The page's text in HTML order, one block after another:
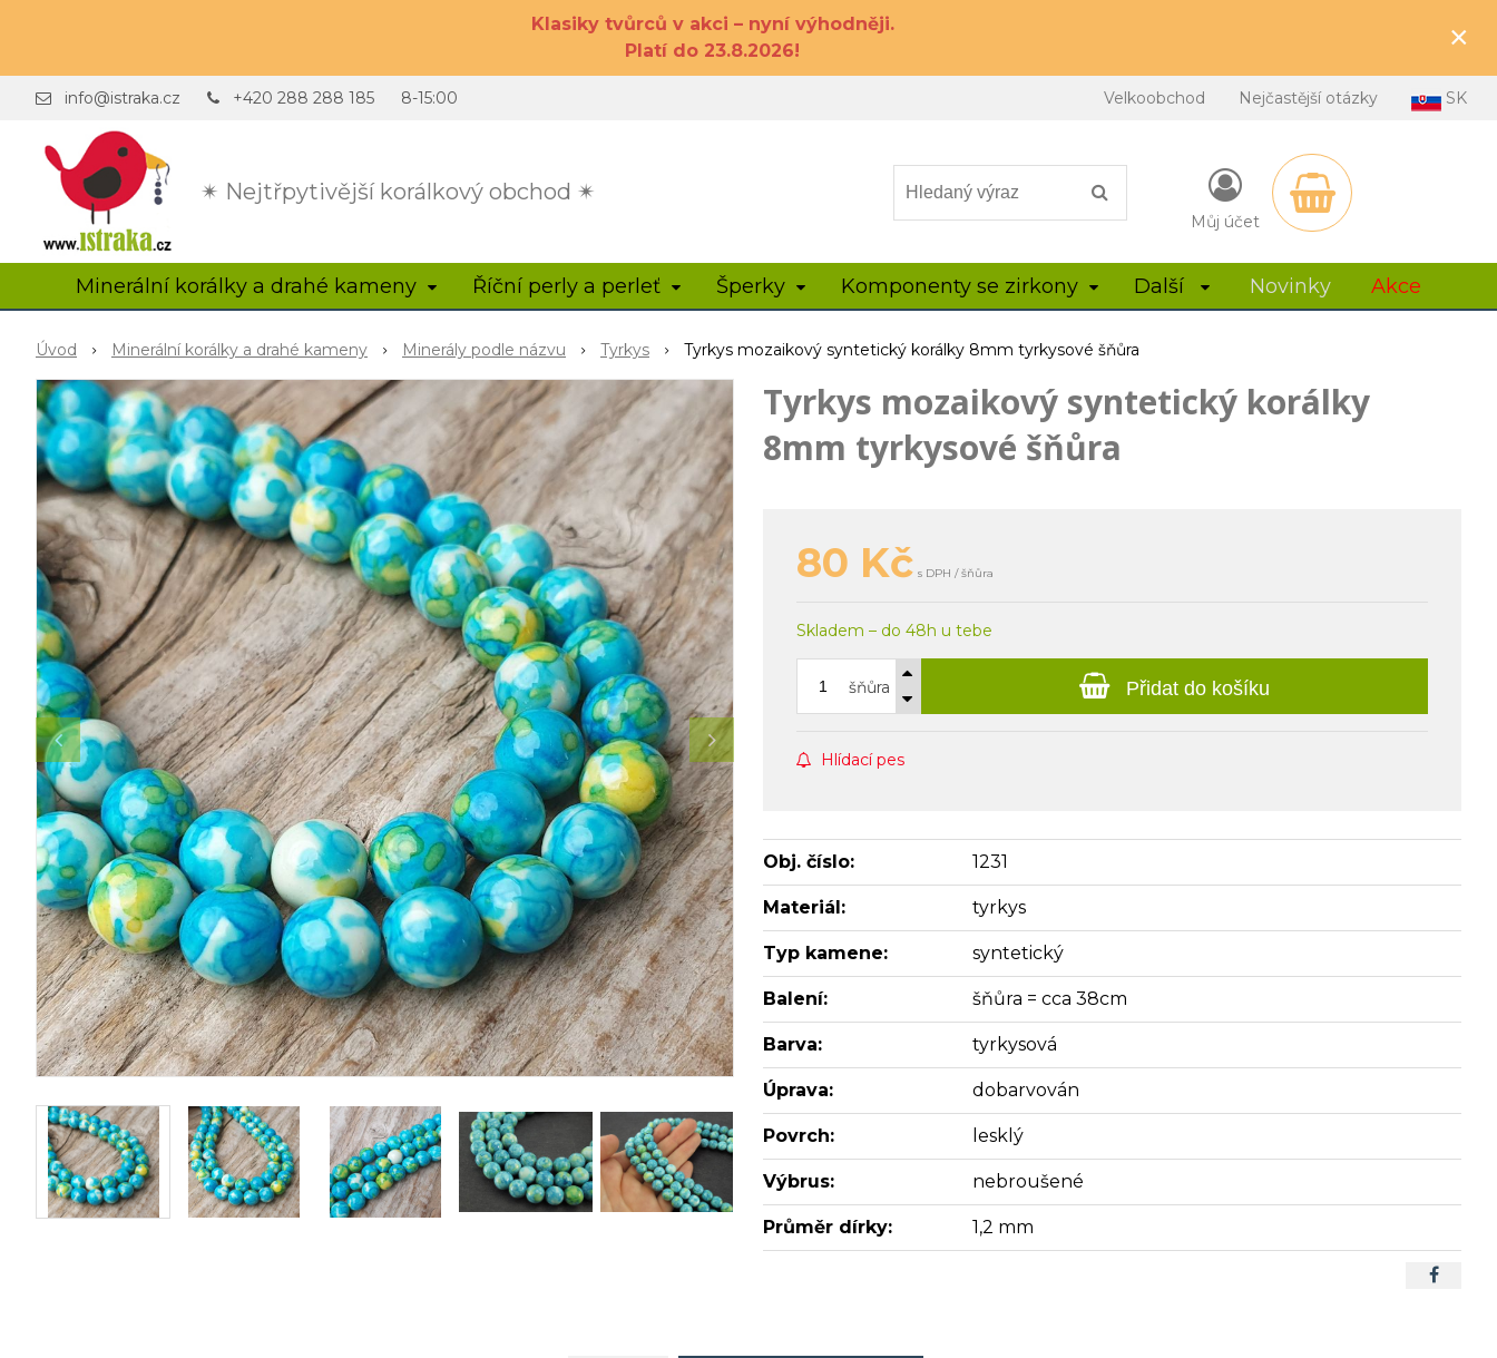
Klasiky tvůrců v akci – nyní výhodněji.
Platí do 23.8.2026!
×
✴ Nejtřpytivější korálkový obchod ✴
info@istraka.cz +420 288 288 185 8-15:00 Velkoobchod Nejčastější otázky SK
Můj účet
Minerální korálky a drahé kameny Říční perly a perleť Šperky Komponenty se zirkony Další Novinky Akce
Úvod Minerální korálky a drahé kameny Minerály podle názvu Tyrkys Tyrkys mozaikový syntetický korálky 8mm tyrkysové šňůra
Tyrkys mozaikový syntetický korálky
8mm tyrkysové šňůra
80 Kč s DPH / šňůra
Skladem – do 48h u tebe
šňůra Přidat do košíku
Hlídací pes
Obj. číslo: 1231
Materiál: tyrkys
Typ kamene: syntetický
Balení: šňůra = cca 38cm
Barva: tyrkysová
Úprava: dobarvován
Povrch: lesklý
Výbrus: nebroušené
Průměr dírky: 1,2 mm